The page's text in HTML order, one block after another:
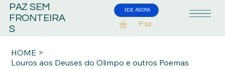
PAZ SEM
FRONTEIRA
S
DOE AGORA
Fazer Login
HOME >
Louros aos Deuses do Olimpo e outros Poemas